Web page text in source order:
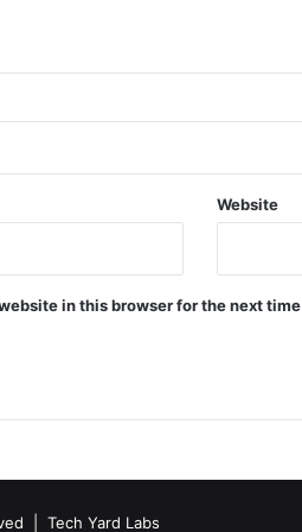
Website
in this browser for the next
| Tech Yard Labs